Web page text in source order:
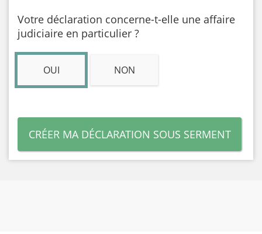
Votre déclaration concerne-t-elle une affaire
judiciaire en particulier ?
OUI NON
CRÉER MA DÉCLARATION SOUS SERMENT